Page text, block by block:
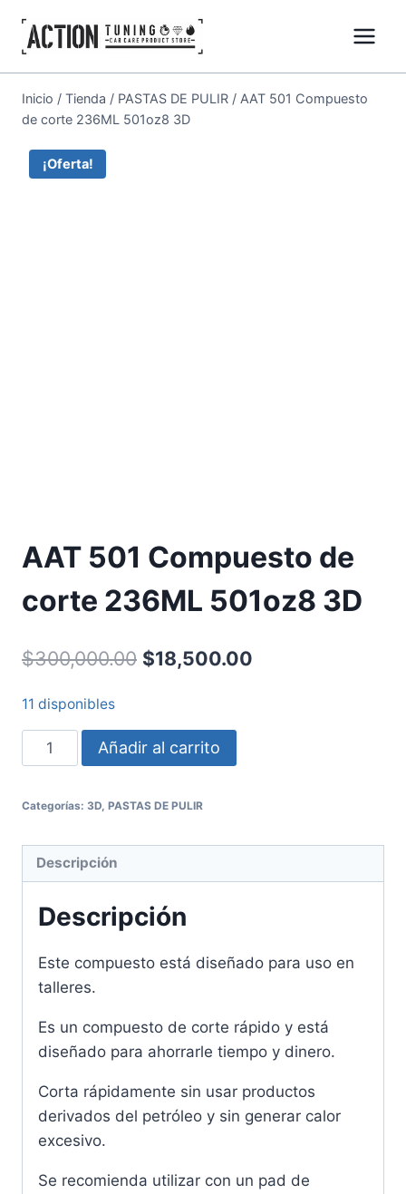
Inicio / Tienda / PASTAS DE PULIR / AAT 501 Compuesto
de corte 236ML 501oz8 3D
¡Oferta!
AAT 501 Compuesto de
corte 236ML 501oz8 3D
$300,000.00 $18,500.00
11 disponibles
Añadir al carrito
Categorías: 3D PASTAS DE PULIR
Descripción
Descripción
Este compuesto está diseñado para uso en
talleres.
Es un compuesto de corte rápido y está
diseñado para ahorrarle tiempo y dinero.
Corta rápidamente sin usar productos
derivados del petróleo y sin generar calor
excesivo.
Se recomienda utilizar con un pad de